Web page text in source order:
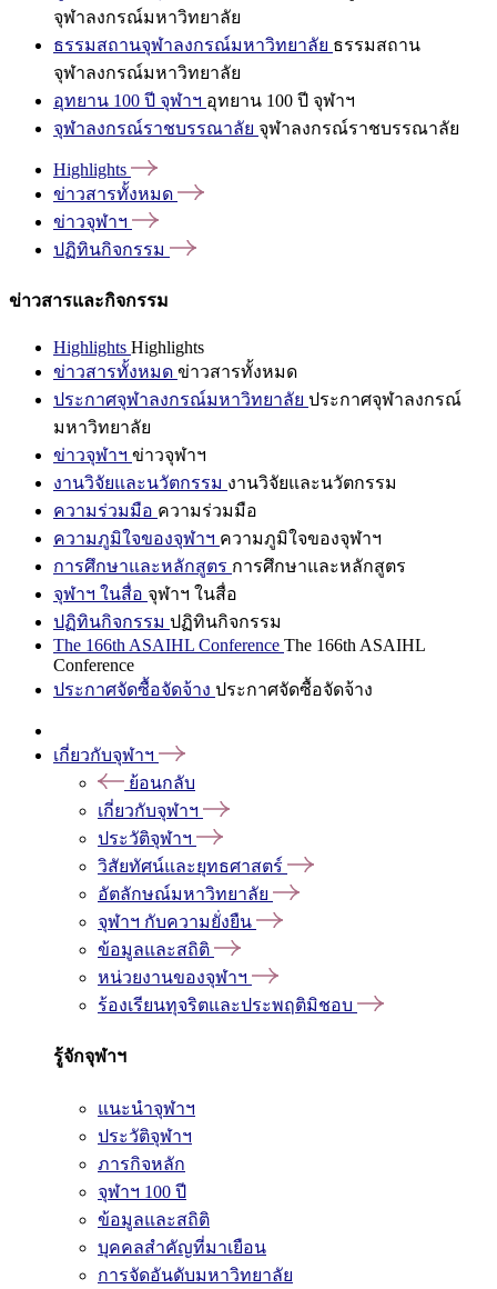
จุฬาลงกรณ์มหาวิทยาลัย
ธรรมสถานจุฬาลงกรณ์มหาวิทยาลัย ธรรมสถาน
จุฬาลงกรณ์มหาวิทยาลัย
อุทยาน 100 ปี จุฬาฯ อุทยาน 100 ปี จุฬาฯ
จุฬาลงกรณ์ราชบรรณาลัย จุฬาลงกรณ์ราชบรรณาลัย
Highlights
ข่าวสารทั้งหมด
ข่าวจุฬาฯ
ปฏิทินกิจกรรม
ข่าวสารและกิจกรรม
Highlights Highlights
ข่าวสารทั้งหมด ข่าวสารทั้งหมด
ประกาศจุฬาลงกรณ์มหาวิทยาลัย ประกาศจุฬาลงกรณ์
มหาวิทยาลัย
ข่าวจุฬาฯ ข่าวจุฬาฯ
งานวิจัยและนวัตกรรม งานวิจัยและนวัตกรรม
ความร่วมมือ ความร่วมมือ
ความภูมิใจของจุฬาฯ ความภูมิใจของจุฬาฯ
การศึกษาและหลักสูตร การศึกษาและหลักสูตร
จุฬาฯ ในสื่อ จุฬาฯ ในสื่อ
ปฏิทินกิจกรรม ปฏิทินกิจกรรม
The 166th ASAIHL Conference The 166th ASAIHL
Conference
ประกาศจัดซื้อจัดจ้าง ประกาศจัดซื้อจัดจ้าง
เกี่ยวกับจุฬาฯ
ย้อนกลับ
เกี่ยวกับจุฬาฯ
ประวัติจุฬาฯ
วิสัยทัศน์และยุทธศาสตร์
อัตลักษณ์มหาวิทยาลัย
จุฬาฯ กับความยั่งยืน
ข้อมูลและสถิติ
หน่วยงานของจุฬาฯ
ร้องเรียนทุจริตและประพฤติมิชอบ
รู้จักจุฬาฯ
แนะนำจุฬาฯ
ประวัติจุฬาฯ
ภารกิจหลัก
จุฬาฯ 100 ปี
ข้อมูลและสถิติ
บุคคลสำคัญที่มาเยือน
การจัดอันดับมหาวิทยาลัย